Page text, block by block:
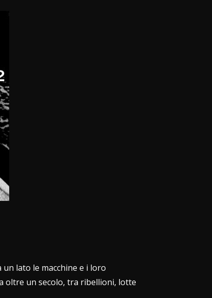
lato le macchine e i loro
oltre un secolo, tra ribellioni, lotte